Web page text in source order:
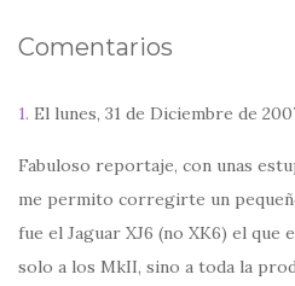
Comentarios
1. El lunes, 31 de Diciembre de
Fabuloso reportaje, con unas
me permito corregirte un
fue el Jaguar XJ6 (no XK6) el que
solo a los MkII, sino a toda la